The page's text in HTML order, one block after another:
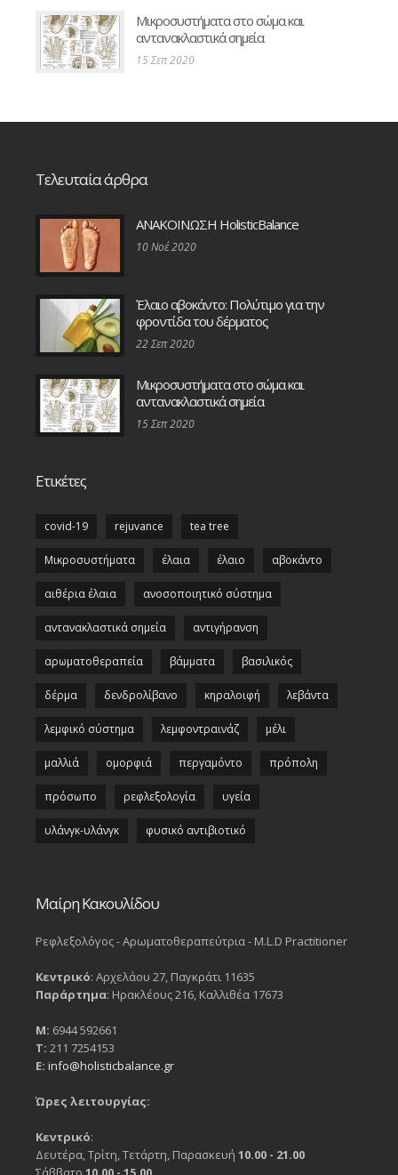
Μικροσυστήματα στο σώμα και
αντανακλαστικά σημεία
15 Σεπ 2020
Τελευταία άρθρα
ΑΝΑΚΟΙΝΩΣΗ HolisticBalance
10 Νοέ 2020
Έλαιο αβοκάντο: Πολύτιμο για την
φροντίδα του δέρματος
22 Σεπ 2020
Μικροσυστήματα στο σώμα και
αντανακλαστικά σημεία
15 Σεπ 2020
Ετικέτες
covid-19 rejuvance tea tree
Μικροσυστήματα έλαια έλαιο αβοκάντο
αιθέρια έλαια ανοσοποιητικό σύστημα
αντανακλαστικά σημεία αντιγήρανση
αρωματοθεραπεία βάμματα βασιλικός
δέρμα δενδρολίβανο κηραλοιφή λεβάντα
λεμφικό σύστημα λεμφοντραινάζ μέλι
μαλλιά ομορφιά περγαμόντο πρόπολη
πρόσωπο ρεφλεξολογία υγεία
υλάνγκ-υλάνγκ φυσικό αντιβιοτικό
Μαίρη Κακουλίδου
Ρεφλεξολόγος - Αρωματοθεραπεύτρια - M.L.D Practitioner
Κεντρικό: Αρχελάου 27, Παγκράτι 11635
Παράρτημα: Ηρακλέους 216, Καλλιθέα 17673
Μ: 6944 592661
Τ: 211 7254153
Ε: info@holisticbalance.gr
Ώρες λειτουργίας:
Κεντρικό:
Δευτέρα, Τρίτη, Τετάρτη, Παρασκευή 10.00 - 21.00